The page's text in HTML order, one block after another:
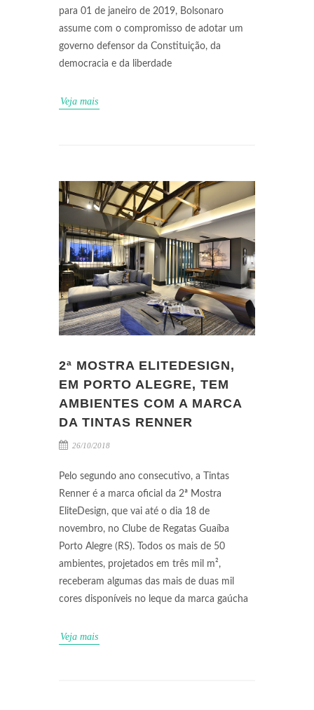
para 01 de janeiro de 2019, Bolsonaro
assume com o compromisso de adotar um
governo defensor da Constituição, da
democracia e da liberdade
Veja mais
2ª MOSTRA ELITEDESIGN,
EM PORTO ALEGRE, TEM
AMBIENTES COM A MARCA
DA TINTAS RENNER
26/10/2018
Pelo segundo ano consecutivo, a Tintas
Renner é a marca oficial da 2ª Mostra
EliteDesign, que vai até o dia 18 de
novembro, no Clube de Regatas Guaíba
Porto Alegre (RS). Todos os mais de 50
ambientes, projetados em três mil m²,
receberam algumas das mais de duas mil
cores disponíveis no leque da marca gaúcha
Veja mais